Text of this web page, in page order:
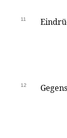
11
12